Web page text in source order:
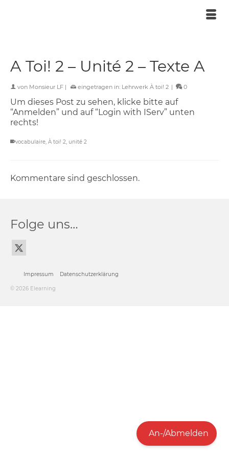
A Toi! 2 – Unité 2 – Texte A
von Monsieur LF | eingetragen in: Lehrwerk À toi! 2 | 0
Um dieses Post zu sehen, klicke bitte auf
“Anmelden” und auf “Login with IServ” unten
rechts!
vocabulaire, À toi! 2, unité 2
Kommentare sind geschlossen.
Folge uns…
Impressum Datenschutzerklärung
© 2026 Elearning
An-/Abmelden